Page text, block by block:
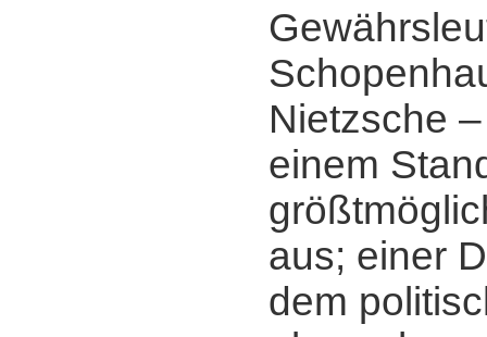
Nietzsche
einem
aus; einer
dem